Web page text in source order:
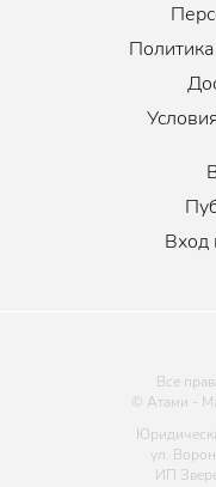
Вход
Все
© Атами -
ул.
ИП